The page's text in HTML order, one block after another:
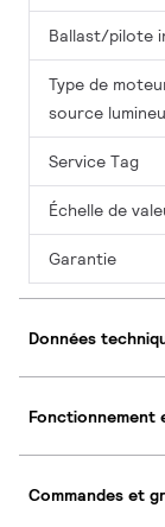
Ballast/pilote
Type de
source
Service Tag
Échelle de
Garantie
Données
Commandes et